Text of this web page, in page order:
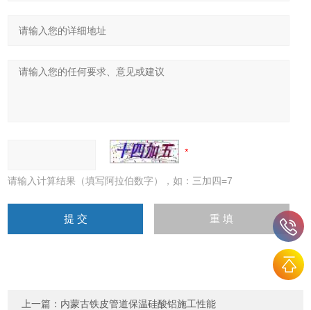
请输入计算结果（填写阿拉伯数字），如：三加四=7
上一篇： 内蒙古铁皮管道保温硅酸铝施工性能